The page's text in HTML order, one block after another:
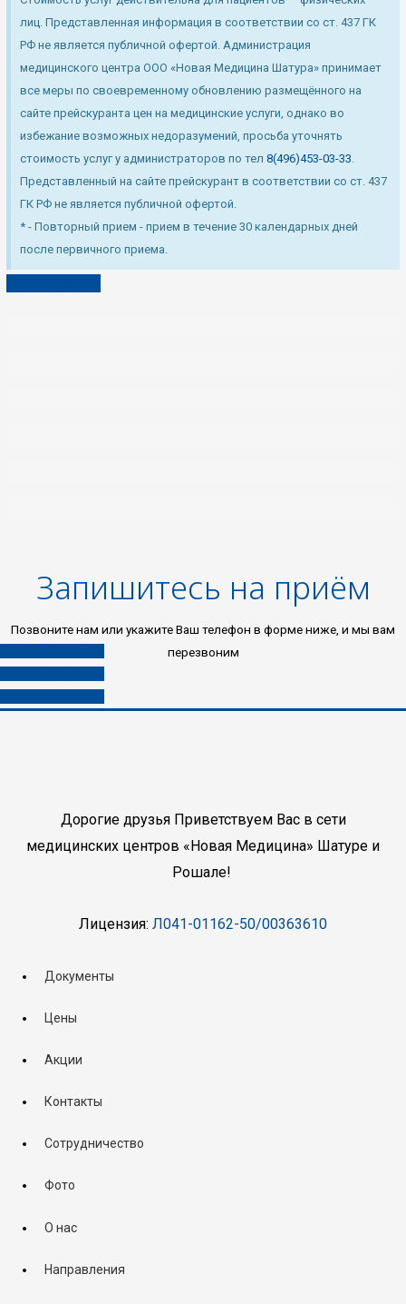
лиц. Представленная информация в соответствии со ст. 437 ГК
РФ не является публичной офертой. Администрация
медицинского центра ООО «Новая Медицина Шатура» принимает
все меры по своевременному обновлению размещённого на
сайте прейскуранта цен на медицинские услуги, однако во
избежание возможных недоразумений, просьба уточнять
стоимость услуг у администраторов по тел8(496)453-03-33.
Представленный на сайте прейскурант в соответствии со ст. 437
ГК РФ не является публичной офертой.
* - Повторный прием - прием в течение 30 календарных дней
после первичного приема.
Запишитесь на приём
Позвоните нам или укажите Ваш телефон в форме ниже, и мы вам
перезвоним
Дорогие друзья Приветствуем Вас в сети
медицинских центров «Новая Медицина» Шатуре и
Рошале!
Лицензия: Л041-01162-50/00363610
Документы
Цены
Акции
Контакты
Сотрудничество
Фото
О нас
Направления